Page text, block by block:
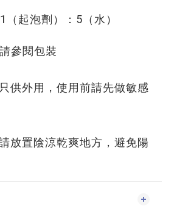
泡劑）：5（水）
閱包裝
外用，使用前請先做敏感
置陰涼乾爽地方，避免陽